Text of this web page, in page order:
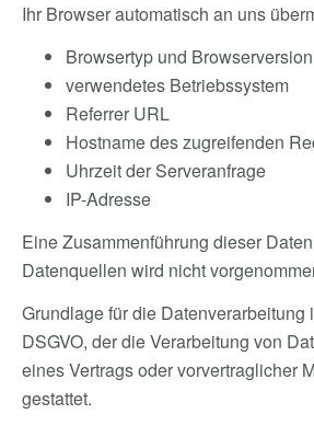
Ihr Browser automatisch an uns
Browsertyp und Browserversion
verwendetes Betriebssystem
Referrer URL
Hostname des zugreifenden
Uhrzeit der Serveranfrage
IP-Adresse
Eine Zusammenführung dieser
Datenquellen wird nicht
Grundlage für die Datenverarbeitung
DSGVO, der die Verarbeitung von
eines Vertrags oder vorvertraglicher
gestattet.